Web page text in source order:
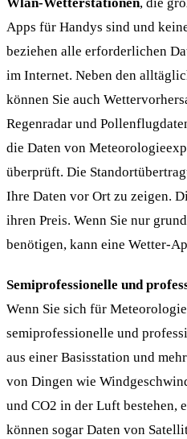
Wlan-Wetterstationen, die
Apps für Handys sind und
beziehen alle erforderlichen
im Internet. Neben den
können Sie auch
Regenradar und
die Daten von
überprüft. Die
Ihre Daten vor Ort zu zeigen.
ihren Preis. Wenn Sie nur
benötigen, kann eine Wetter-
Semiprofessionelle und
Wenn Sie sich für
semiprofessionelle und
aus einer Basisstation und
von Dingen wie
und CO2 in der Luft bestehen,
können sogar Daten von